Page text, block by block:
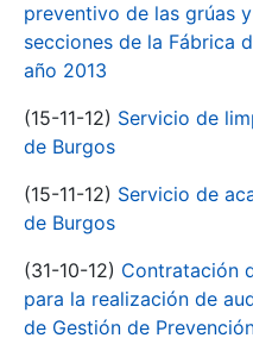
preventivo de las grúas
secciones de la Fábrica
año 2013
(15-11-12) Servicio de
de Burgos
(15-11-12) Servicio de
de Burgos
(31-10-12) Contratación
para la realización de
de Gestión de